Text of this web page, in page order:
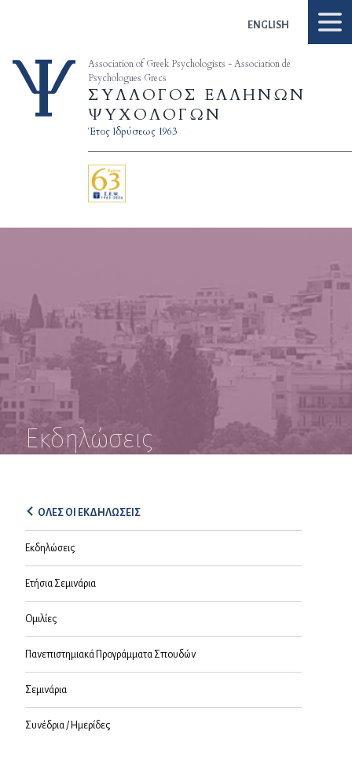
ENGLISH
Association of Greek Psychologists - Association de
Psychologues Grecs
ΣΥΛΛΟΓΟΣ ΕΛΛΗΝΩΝ
ΨΥΧΟΛΟΓΩΝ
Έτος Ιδρύσεως 1963
Εκδηλώσεις
ΟΛΕΣ ΟΙ ΕΚΔΗΛΩΣΕΙΣ
Εκδηλώσεις
Ετήσια Σεμινάρια
Ομιλίες
Πανεπιστημιακά Προγράμματα Σπουδών
Σεμινάρια
Συνέδρια / Ημερίδες